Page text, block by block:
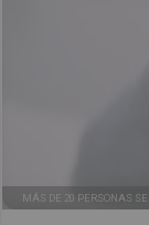
MÁS DE 20 PERSONAS